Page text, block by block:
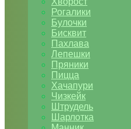
Рогалики
Булочки
Бисквит
Пахлава
Лепешки
Пряники
Пицца
Хачапури
Чизкейк
Штрудель
Шарлотка